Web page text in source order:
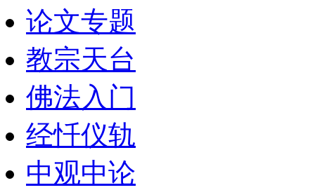
论文专题
教宗天台
佛法入门
经忏仪轨
中观中论